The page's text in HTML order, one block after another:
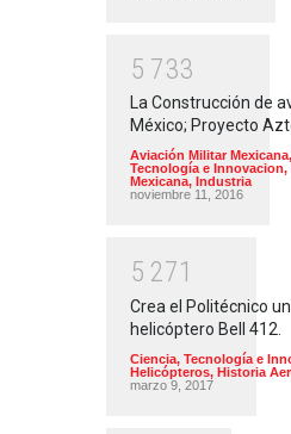
5 733
La Construcción de
México; Proyecto
Aviación Militar Mexicana,
Tecnología e Innovacion,
Mexicana, Industria
noviembre 11, 2016
5 271
Crea el Politécnico
helicóptero Bell 412.
Ciencia, Tecnología e
Helicópteros, Historia
marzo 9, 2017